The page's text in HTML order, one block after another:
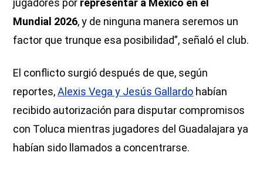
jugadores por representar a México en el
Mundial 2026, y de ninguna manera seremos un
factor que trunque esa posibilidad”, señaló el club.
El conflicto surgió después de que, según
reportes,Alexis Vega y Jesús Gallardo habían
recibido autorización para disputar compromisos
con Toluca mientras jugadores del Guadalajara ya
habían sido llamados a concentrarse.